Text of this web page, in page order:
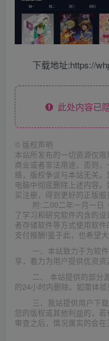
下载地址:https://
此处内容已
© 版权声明
本站所发布的一切资源仅
商业或者非法用途，否则
络，版权争议与本站无关
电脑中彻底删除上述内容
买注册，得到更好的正版服
附:二00二年一月一日
了学习和研究软件内含的
者存储软件等方式使用软
支付报酬!鉴于此，也希望
一、本站致力于为软
享，着力为用户提供优资资
二、 本站提供的部分
的24小时内删除。如需体验
三、我站提供用户下
您的版权或其他利益的，
审查之后，情况属实的会在